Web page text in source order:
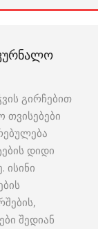
გირჩებით
თვისებები
დიდი
ისინი
შედიან